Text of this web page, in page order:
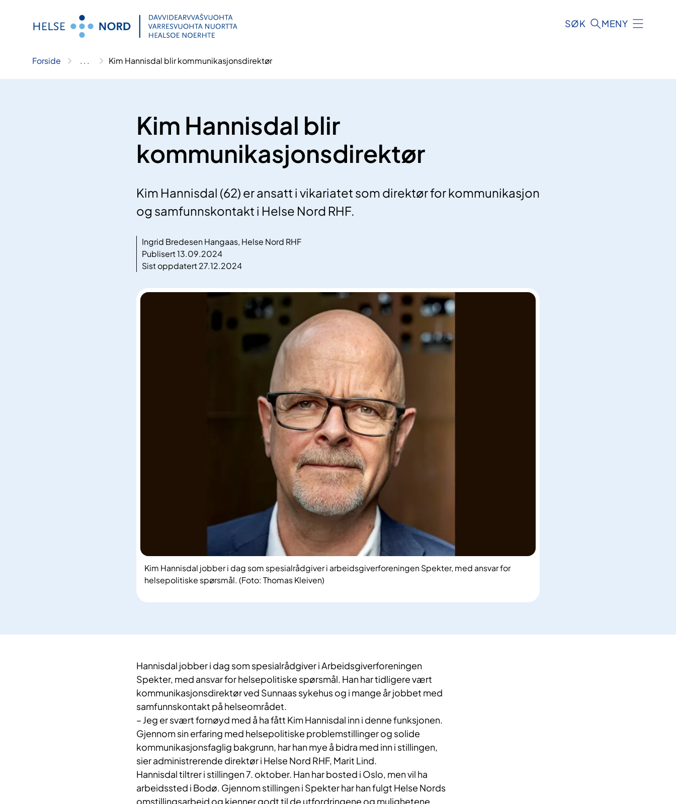
SØK MENY
Forside .. . Kim Hannisdal blir kommunikasjonsdirektør
Kim Hannisdal blir
kommunikasjonsdirektør
Kim Hannisdal (62) er ansatt i vikariatet som direktør for kommunikasjon
og samfunnskontakt i Helse Nord RHF.
Ingrid Bredesen Hangaas, Helse Nord RHF
Publisert 13.09.2024
Sist oppdatert 27.12.2024
Kim Hannisdal jobber i dag som spesialrådgiver i arbeidsgiverforeningen Spekter, med ansvar for
helsepolitiske spørsmål. (Foto: Thomas Kleiven)
Hannisdal jobber i dag som spesialrådgiver i Arbeidsgiverforeningen
Spekter, med ansvar for helsepolitiske spørsmål. Han har tidligere vært
kommunikasjonsdirektør ved Sunnaas sykehus og i mange år jobbet med
samfunnskontakt på helseområdet.
– Jeg er svært fornøyd med å ha fått Kim Hannisdal inn i denne funksjonen.
Gjennom sin erfaring med helsepolitiske problemstillinger og solide
kommunikasjonsfaglig bakgrunn, har han mye å bidra med inn i stillingen,
sier administrerende direktør i Helse Nord RHF, Marit Lind.
Hannisdal tiltrer i stillingen 7. oktober. Han har bosted i Oslo, men vil ha
arbeidssted i Bodø. Gjennom stillingen i Spekter har han fulgt Helse Nords
omstillingsarbeid og kjenner godt til de utfordringene og mulighetene